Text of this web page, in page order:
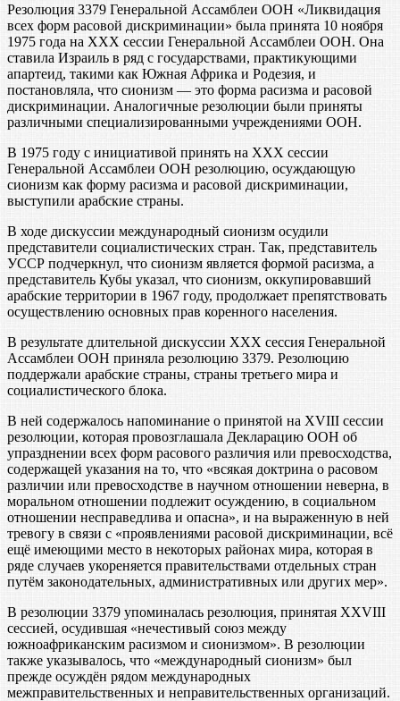
Резолюция 3379 Генеральной Ассамблеи ООН «Ликвидация
всех форм расовой дискриминации» была принята 10 ноября
1975 года на XXX сессии Генеральной Ассамблеи ООН. Она
ставила Израиль в ряд с государствами, практикующими
апартеид, такими как Южная Африка и Родезия, и
постановляла, что сионизм — это форма расизма и расовой
дискриминации. Аналогичные резолюции были приняты
различными специализированными учреждениями ООН.
В 1975 году с инициативой принять на XXX сессии
Генеральной Ассамблеи ООН резолюцию, осуждающую
сионизм как форму расизма и расовой дискриминации,
выступили арабские страны.
В ходе дискуссии международный сионизм осудили
представители социалистических стран. Так, представитель
УССР подчеркнул, что сионизм является формой расизма, а
представитель Кубы указал, что сионизм, оккупировавший
арабские территории в 1967 году, продолжает препятствовать
осуществлению основных прав коренного населения.
В результате длительной дискуссии XXX сессия Генеральной
Ассамблеи ООН приняла резолюцию 3379. Резолюцию
поддержали арабские страны, страны третьего мира и
социалистического блока.
В ней содержалось напоминание о принятой на XVIII сессии
резолюции, которая провозглашала Декларацию ООН об
упразднении всех форм расового различия или превосходства,
содержащей указания на то, что «всякая доктрина о расовом
различии или превосходстве в научном отношении неверна, в
моральном отношении подлежит осуждению, в социальном
отношении несправедлива и опасна», и на выраженную в ней
тревогу в связи с «проявлениями расовой дискриминации, всё
ещё имеющими место в некоторых районах мира, которая в
ряде случаев укореняется правительствами отдельных стран
путём законодательных, административных или других мер».
В резолюции 3379 упоминалась резолюция, принятая XXVIII
сессией, осудившая «нечестивый союз между
южноафриканским расизмом и сионизмом». В резолюции
также указывалось, что «международный сионизм» был
прежде осуждён рядом международных
межправительственных и неправительственных организаций.